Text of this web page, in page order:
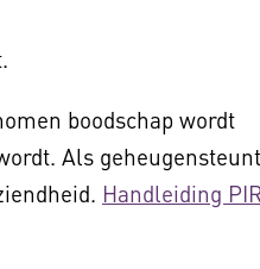
boodschap wordt
Als
Handleiding PIR